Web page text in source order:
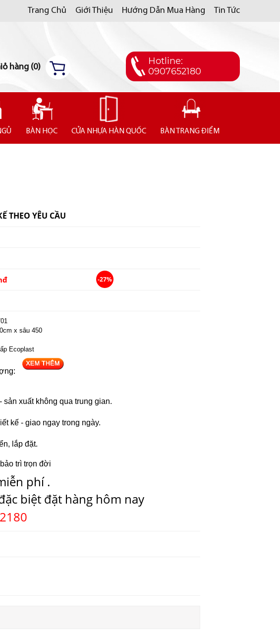
Trang Chủ Giới Thiệu Hướng Dẫn Mua Hàng Tin Tức
hàng (0)
Hotline:
0907652180
BÀN HỌC CỬA NHỰA HÀN QUỐC BÀN TRANG ĐIỂM
THEO YÊU CẦU
-27%
x sâu 450
Ecoplast
xuất không qua trung gian.
kế - giao ngay trong ngày.
lắp đặt.
trì trọn đời
phí .
biệt đặt hàng hôm nay